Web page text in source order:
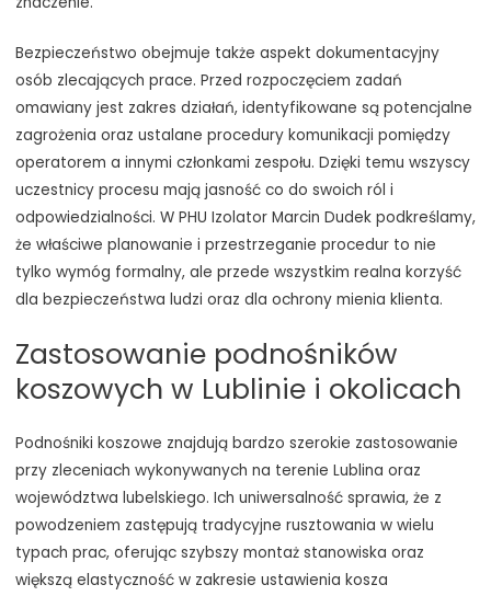
Bezpieczeństwo obejmuje także aspekt dokumentacyjny
osób zlecających prace. Przed rozpoczęciem zadań
omawiany jest zakres działań, identyfikowane są potencjalne
zagrożenia oraz ustalane procedury komunikacji pomiędzy
operatorem a innymi członkami zespołu. Dzięki temu wszyscy
uczestnicy procesu mają jasność co do swoich ról i
odpowiedzialności. W PHU Izolator Marcin Dudek podkreślamy,
że właściwe planowanie i przestrzeganie procedur to nie
tylko wymóg formalny, ale przede wszystkim realna korzyść
dla bezpieczeństwa ludzi oraz dla ochrony mienia klienta.
Zastosowanie podnośników
koszowych w Lublinie i okolicach
Podnośniki koszowe znajdują bardzo szerokie zastosowanie
przy zleceniach wykonywanych na terenie Lublina oraz
województwa lubelskiego. Ich uniwersalność sprawia, że z
powodzeniem zastępują tradycyjne rusztowania w wielu
typach prac, oferując szybszy montaż stanowiska oraz
większą elastyczność w zakresie ustawienia kosza